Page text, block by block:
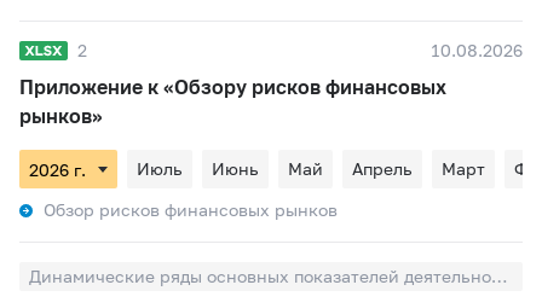
2 10.08.2026
Приложение к «Обзору рисков финансовых
рынков»
Июль Июнь Май Апрель Март
Обзор рисков финансовых рынков
Динамические ряды основных показателей деятельности профессиональных участников рынка ценных бумаг